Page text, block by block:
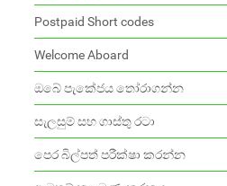
Postpaid Short codes
Welcome Aboard
ඔබේ පැකේජය තෝරාගන්න
සැලසුම් සහ ගාස්තු රටා
පෙර බිල්පත් පරීක්ෂා කරන්න